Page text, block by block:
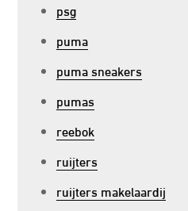
psg
puma
puma sneakers
pumas
reebok
ruijters
ruijters makelaardij